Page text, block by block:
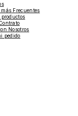
Frecuentes
productos
Nosotros
pedido